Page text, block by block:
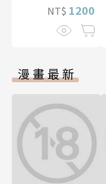
NT$ 1200
漫畫最新